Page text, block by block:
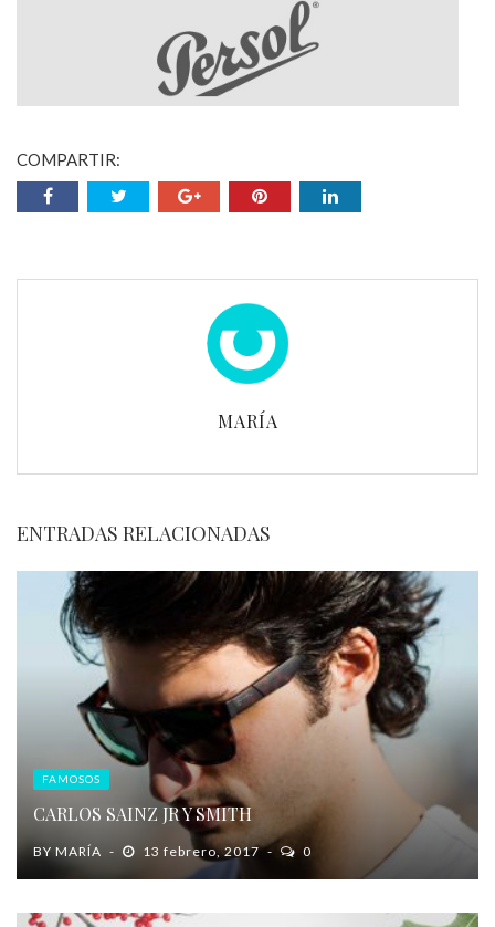
COMPARTIR:
MARÍA
ENTRADAS RELACIONADAS
FAMOSOS
CARLOS SAINZ JR Y SMITH
BY MARÍA 13 febrero, 2017 0